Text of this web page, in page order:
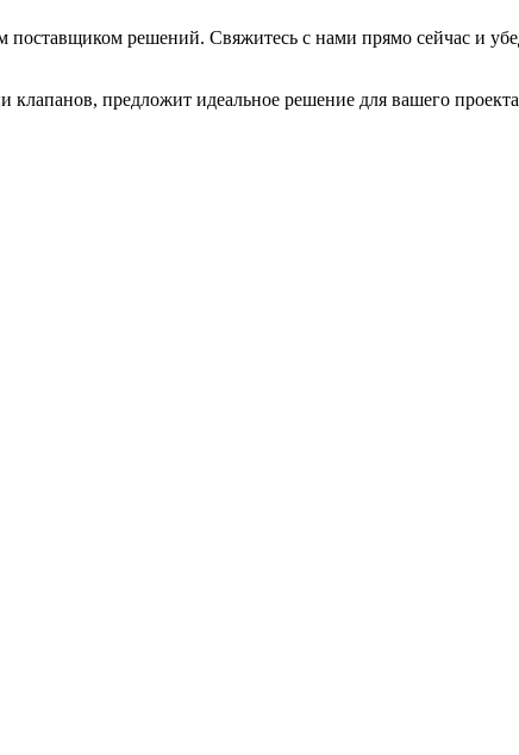
решений. Свяжитесь с нами прямо сейчас и
предложит идеальное решение для вашего